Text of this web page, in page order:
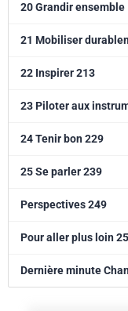
20 Grandir ensemble
21 Mobiliser
22 Inspirer 213
23 Piloter aux
24 Tenir bon 229
25 Se parler 239
Perspectives 249
Pour aller plus loin
Dernière minute